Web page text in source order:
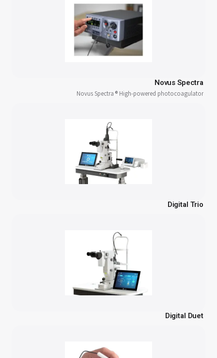
Novus Spectra
Novus Spectra ® High-powered photocoagulator
Digital Trio
Digital Duet